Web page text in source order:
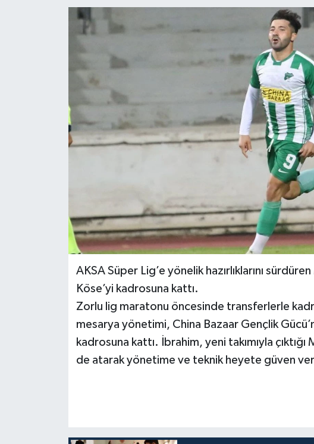
AKSA Süper Lig’e yönelik hazırlıklarını
Köse’yi kadrosuna kattı.
Zorlu lig maratonu öncesinde transferlerle
mesarya yönetimi, China Bazaar Gençlik
kadrosuna kattı. İbrahim, yeni takımıyla
de atarak yönetime ve teknik heyete güven